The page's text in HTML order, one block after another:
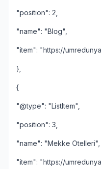
"position": 2,
"name": "Blog",
"item": "https://
},
{
"@type": "ListItem",
"position": 3,
"name": "Mekke Otelleri",
"item": "https://